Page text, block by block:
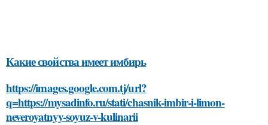
Какие свойства имеет имбирь
https://images.google.com.tj/url?
q=https://mysadinfo.ru/stati/chasnik-imbir-i-limon-
neveroyatnyy-soyuz-v-kulinarii